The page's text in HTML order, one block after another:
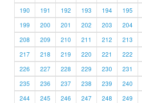
190
191 192 193 194 195
199
200 201 202 203 204
208
209 210 211 212 213
217
218 219 220 221 222
226
227 228 229 230 231
235
236 237 238 239 240
244
245 246 247 248 249